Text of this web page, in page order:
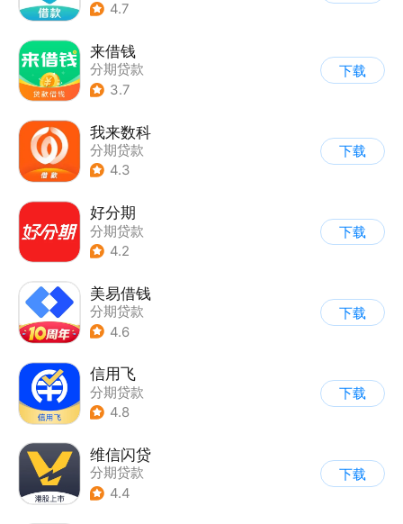
4.7
来借钱
分期贷款
3.7
下载
我来数科
分期贷款
4.3
下载
好分期
分期贷款
4.2
下载
美易借钱
分期贷款
4.6
下载
信用飞
分期贷款
4.8
下载
维信闪贷
分期贷款
4.4
下载